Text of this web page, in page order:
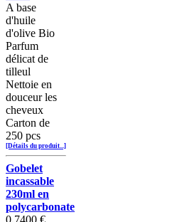
A base
d'huile
d'olive Bio
Parfum
délicat de
tilleul
Nettoie en
douceur les
cheveux
Carton de
250 pcs
[Détails du produit...]
Gobelet
incassable
230ml en
polycarbonate
0,7400 €